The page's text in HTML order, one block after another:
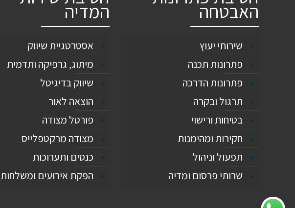
האבטחה
שירותי יעוץ
פתרונות תכנה
פתרונות הדרכה
תרגול ובקרה
בטיחות ורישוי
חקירות ומהימנות
תפעול וניהול
שרותי פרסום ומדיה
המדיה
אסטרטגיית שיווק
מיתוג, גרפיקה ותדמית
שיווק בדיגיטל
הוצאה לאור
פורטל מצודה
מצודה מרקטפלייס
כנסים ותערוכות
הפקת אירועים ומשלחות